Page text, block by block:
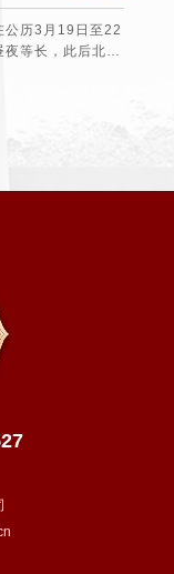
公历3月19日至22
等长，此后北半
生长旺季，田间